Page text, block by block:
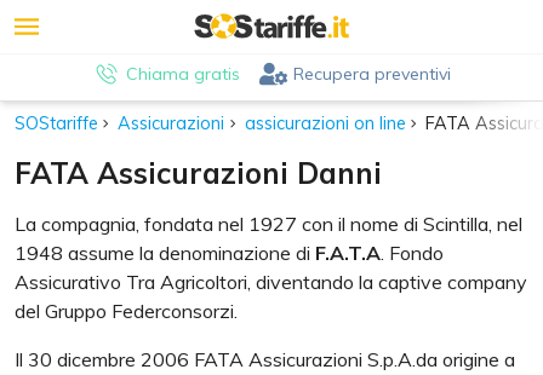
Chiama gratis Recupera preventivi
SOStariffe Assicurazioni assicurazioni on line FATA
FATA Assicurazioni Danni
La compagnia, fondata nel 1927 con il nome di Scintilla, nel
1948 assume la denominazione di F.A.T.A. Fondo
Assicurativo Tra Agricoltori, diventando la captive company
del Gruppo Federconsorzi.
Il 30 dicembre 2006 FATA Assicurazioni S.p.A.da origine a